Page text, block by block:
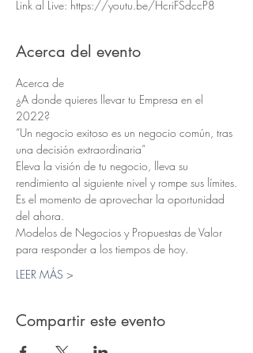
Link al Live: https://youtu.be/HcriFSdccP8
Acerca del evento
Acerca de
¿A donde quieres llevar tu Empresa en el
2022?
“Un negocio exitoso es un negocio común, tras
una decisión extraordinaria”
Eleva la visión de tu negocio, lleva su
rendimiento al siguiente nivel y rompe sus límites.
Es el momento de aprovechar la oportunidad
del ahora.
Modelos de Negocios y Propuestas de Valor
para responder a los tiempos de hoy.
LEER MÁS >
Compartir este evento